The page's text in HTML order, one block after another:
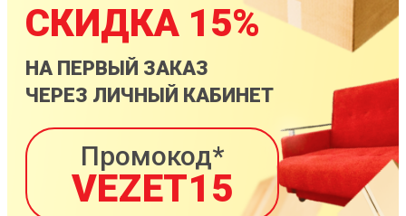
СКИДКА 15%
НА ПЕРВЫЙ ЗАКАЗ
ЧЕРЕЗ ЛИЧНЫЙ КАБИНЕТ
Промокод*
VEZET15